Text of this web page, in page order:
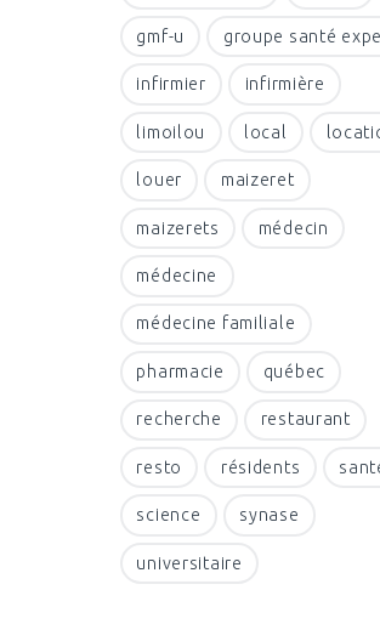
gmf-u groupe santé
infirmier infirmière
limoilou local
louer maizeret
maizerets médecin
médecine
médecine familiale
pharmacie québec
recherche restaurant
resto résidents
science synase
universitaire